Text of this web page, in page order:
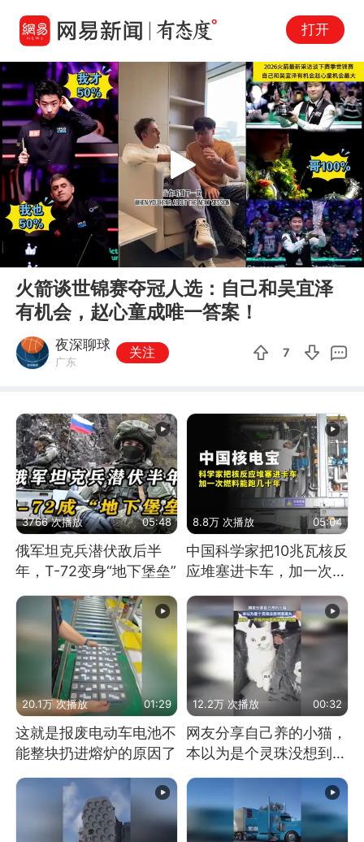
打开
00:00 00:44
Play
火箭谈世锦赛夺冠人选：自己和吴宜泽
有机会，赵心童成唯一答案！
夜深聊球
广东
关注 7
3766 次播放 05:48
俄军坦克兵潜伏敌后半
年，T-72变身“地下堡垒”
8.8万 次播放 05:04
中国科学家把10兆瓦核反
应堆塞进卡车，加一次燃
料能跑几十年
20.1万 次播放 01:29
这就是报废电动车电池不
能整块扔进熔炉的原因了
12.2万 次播放 00:32
网友分享自己养的小猫，
本以为是个灵珠没想到是